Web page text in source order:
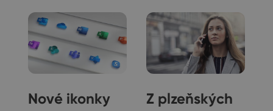
Nové ikonky
Z plzeňských